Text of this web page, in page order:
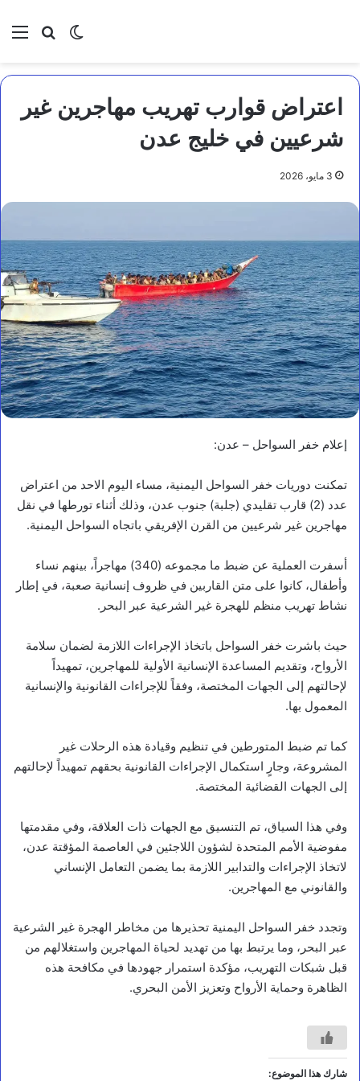
بحثالوضع
اعتراض قوارب تهريب مهاجرين غير
شرعيين في خليج عدن
3 مايو، 2026
إعلام خفر السواحل – عدن:
تمكنت دوريات خفر السواحل اليمنية، مساء اليوم الاحد من اعتراض
عدد (2) قارب تقليدي (جلبة) جنوب عدن، وذلك أثناء تورطها في نقل
مهاجرين غير شرعيين من القرن الإفريقي باتجاه السواحل اليمنية.
أسفرت العملية عن ضبط ما مجموعه (340) مهاجراً، بينهم نساء
وأطفال، كانوا على متن القاربين في ظروف إنسانية صعبة، في إطار
نشاط تهريب منظم للهجرة غير الشرعية عبر البحر.
حيث باشرت خفر السواحل باتخاذ الإجراءات اللازمة لضمان سلامة
الأرواح، وتقديم المساعدة الإنسانية الأولية للمهاجرين، تمهيداً
لإحالتهم إلى الجهات المختصة، وفقاً للإجراءات القانونية والإنسانية
المعمول بها.
كما تم ضبط المتورطين في تنظيم وقيادة هذه الرحلات غير
المشروعة، وجارٍ استكمال الإجراءات القانونية بحقهم تمهيداً لإحالتهم
إلى الجهات القضائية المختصة.
وفي هذا السياق، تم التنسيق مع الجهات ذات العلاقة، وفي مقدمتها
مفوضية الأمم المتحدة لشؤون اللاجئين في العاصمة المؤقتة عدن،
لاتخاذ الإجراءات والتدابير اللازمة بما يضمن التعامل الإنساني
والقانوني مع المهاجرين.
وتجدد خفر السواحل اليمنية تحذيرها من مخاطر الهجرة غير الشرعية
عبر البحر، وما يرتبط بها من تهديد لحياة المهاجرين واستغلالهم من
قبل شبكات التهريب، مؤكدة استمرار جهودها في مكافحة هذه
الظاهرة وحماية الأرواح وتعزيز الأمن البحري.
شارك هذا الموضوع:
أخبار محلية
ل
ع
ف
ر